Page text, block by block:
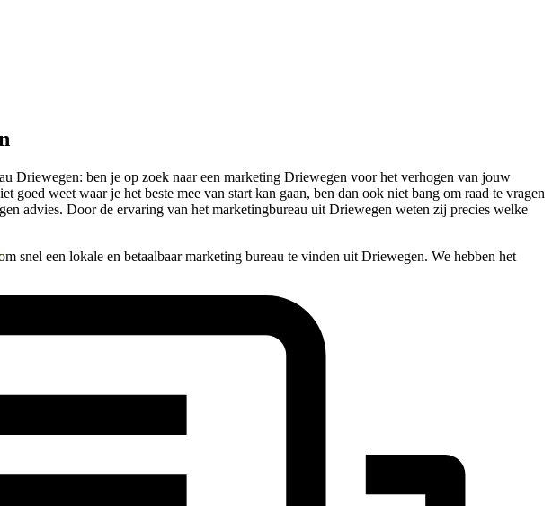
Driewegen: ben je op zoek naar een marketing Driewegen voor het verhogen van jouw
weet waar je het beste mee van start kan gaan, ben dan ook niet bang om raad te vragen
advies. Door de ervaring van het marketingbureau uit Driewegen weten zij precies welke
snel een lokale en betaalbaar marketing bureau te vinden uit Driewegen. We hebben het